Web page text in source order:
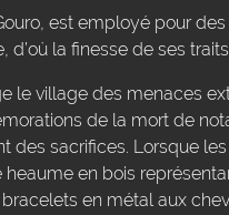
est employé pour
d’où la finesse de ses
le village des menaces
de la mort de
des sacrifices. Lorsque
en bois
en métal aux